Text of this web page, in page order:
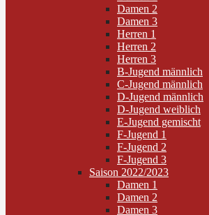
Damen 2
Damen 3
Herren 1
Herren 2
Herren 3
B-Jugend männlich
C-Jugend männlich
D-Jugend männlich
D-Jugend weiblich
E-Jugend gemischt
F-Jugend 1
F-Jugend 2
F-Jugend 3
Saison 2022/2023
Damen 1
Damen 2
Damen 3